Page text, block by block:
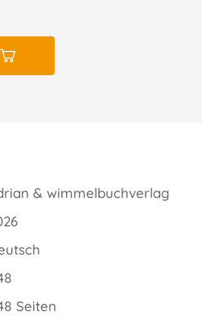
& wimmelbuchverlag
Seiten